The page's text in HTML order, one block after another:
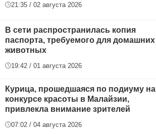
21:35 / 02 августа 2026
В сети распространилась копия
паспорта, требуемого для домашних
животных
19:42 / 01 августа 2026
Курица, прошедшаяся по подиуму на
конкурсе красоты в Малайзии,
привлекла внимание зрителей
07:02 / 04 августа 2026